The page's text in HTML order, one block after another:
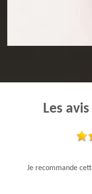
Les
Je recommande